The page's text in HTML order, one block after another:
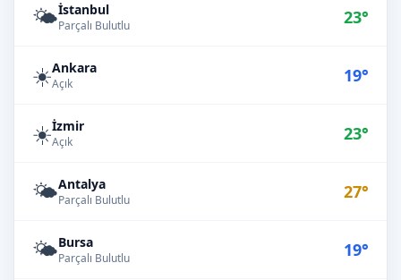
🌤️İstanbul
Parçalı Bulutlu 23°
☀️Ankara
Açık 19°
☀️İzmir
Açık 23°
🌤️Antalya
Parçalı Bulutlu 27°
🌤️Bursa
Parçalı Bulutlu 19°